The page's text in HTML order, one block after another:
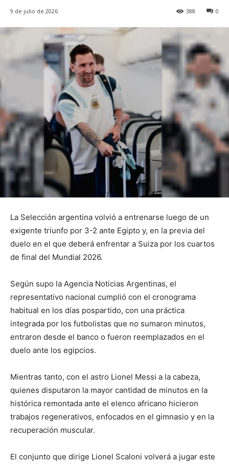
9 de julio de 2026 0
388
La Selección argentina volvió a entrenarse luego de un
exigente triunfo por 3-2 ante Egipto y, en la previa del
duelo en el que deberá enfrentar a Suiza por los cuartos
de final del Mundial 2026.
Según supo la Agencia Noticias Argentinas, el
representativo nacional cumplió con el cronograma
habitual en los días pospartido, con una práctica
integrada por los futbolistas que no sumaron minutos,
entraron desde el banco o fueron reemplazados en el
duelo ante los egipcios.
Mientras tanto, con el astro Lionel Messi a la cabeza,
quienes disputaron la mayor cantidad de minutos en la
histórica remontada ante el elenco africano hicieron
trabajos regenerativos, enfocados en el gimnasio y en la
recuperación muscular.
El conjunto que dirige Lionel Scaloni volverá a jugar este